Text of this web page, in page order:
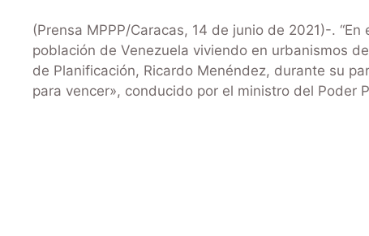
(Prensa MPPP/Caracas, 14 de junio de 2021)-.
población de Venezuela viviendo en urbanismos
de Planificación, Ricardo Menéndez, durante su
para vencer», conducido por el ministro del Poder